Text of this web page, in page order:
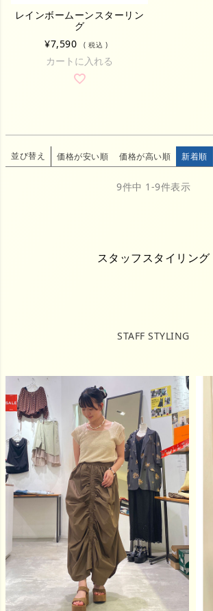
レインボームーンスターリン
グ
¥7,590 税込
カートに入れる
並び替え 価格が安い順 価格が高い順 新着順
9件中 1 -9件表示
スタッフスタイリング
STAFF STYLING